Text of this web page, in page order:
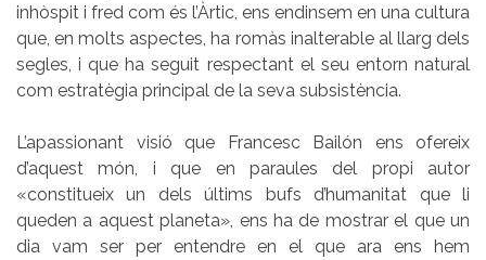
inhòspit i fred com és l’Àrtic, ens endinsem en una cultura
que, en molts aspectes, ha romàs inalterable al llarg dels
segles, i que ha seguit respectant el seu entorn natural
com estratègia principal de la seva subsistència.
L’apassionant visió que Francesc Bailón ens ofereix
d’aquest món, i que en paraules del propi autor
«constitueix un dels últims bufs d’humanitat que li
queden a aquest planeta», ens ha de mostrar el que un
dia vam ser per entendre en el que ara ens hem